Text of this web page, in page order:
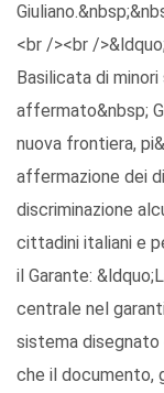
<br /><br /
Basilicata di
affermato&nbsp;
nuova frontiera,
affermazione dei
discriminazione
cittadini italiani e
il Garante:
centrale nel
sistema disegnato
che il documento,